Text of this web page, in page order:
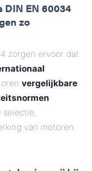
DIN EN 60034
zo
zorgen ervoor dat
vergelijkbare
selectie,
van motoren